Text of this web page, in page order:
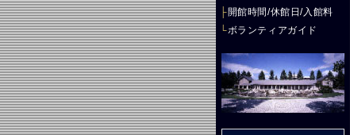
├開館時間/休館日/入館料
└ボランティアガイド